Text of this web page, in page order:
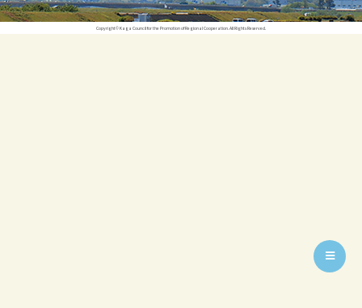
Copyright© Kaga Council for the Promotion of Regional Cooperation. All Rights Reserved.